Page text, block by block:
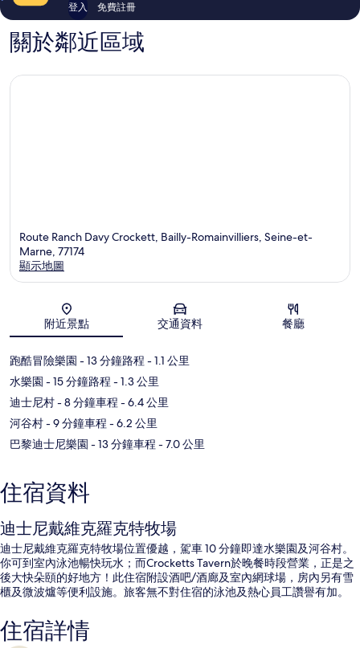
登入 免費註冊
關於鄰近區域
Route Ranch Davy Crockett, Bailly-Romainvilliers, Seine-et-
Marne, 77174
顯示地圖
附近景點 交通資料 餐廳
跑酷冒險樂園 - 13 分鐘路程 - 1.1 公里
水樂園 - 15 分鐘路程 - 1.3 公里
迪士尼村- 8 分鐘車程 - 6.4 公里
河谷村- 9 分鐘車程 - 6.2 公里
巴黎迪士尼樂園 - 13 分鐘車程 - 7.0 公里
住宿資料
迪士尼戴維克羅克特牧場
迪士尼戴維克羅克特牧場位置優越，駕車 10 分鐘即達水樂園及河谷村。
你可到室內泳池暢快玩水；而Crocketts Tavern於晚餐時段營業，正是之
後大快朵頤的好地方！此住宿附設酒吧/酒廊及室內網球場，房內另有雪
櫃及微波爐等便利設施。旅客無不對住宿的泳池及熱心員工讚譽有加。
住宿詳情